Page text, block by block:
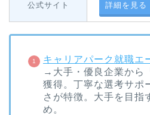
公式サイト 詳細を見る
キャリアパーク就職エ
→大手・優良企業から
獲得。丁寧な選考サポ
さが特徴。大手を目指
め。